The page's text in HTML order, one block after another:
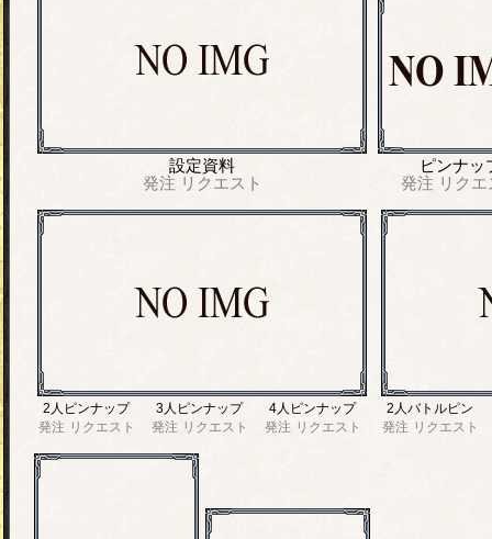
設定資料
発注 リクエスト
ピンナッ
発注 リク
2人ピンナップ
発注 リクエスト
3人ピンナップ
発注 リクエスト
4人ピンナップ
発注 リクエスト
2人バトルピン
発注 リクエスト